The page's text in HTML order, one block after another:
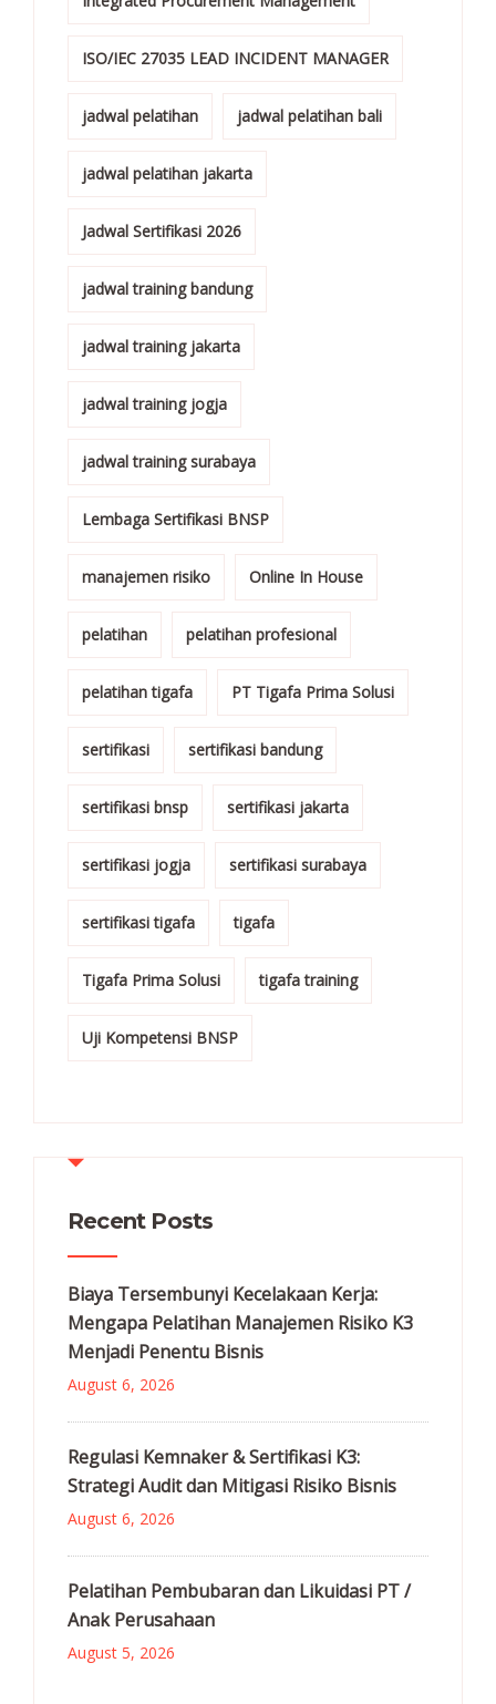
ISO/IEC 27035 LEAD INCIDENT MANAGER
jadwal pelatihan jadwal pelatihan bali
jadwal pelatihan jakarta
Jadwal Sertifikasi 2026
jadwal training bandung
jadwal training jakarta
jadwal training jogja
jadwal training surabaya
Lembaga Sertifikasi BNSP
manajemen risiko Online In House
pelatihan pelatihan profesional
pelatihan tigafa PT Tigafa Prima Solusi
sertifikasi sertifikasi bandung
sertifikasi bnsp sertifikasi jakarta
sertifikasi jogja sertifikasi surabaya
sertifikasi tigafa tigafa
Tigafa Prima Solusi tigafa training
Uji Kompetensi BNSP
Recent Posts
Biaya Tersembunyi Kecelakaan Kerja:
Mengapa Pelatihan Manajemen Risiko K3
Menjadi Penentu Bisnis
August 6, 2026
Regulasi Kemnaker & Sertifikasi K3:
Strategi Audit dan Mitigasi Risiko Bisnis
August 6, 2026
Pelatihan Pembubaran dan Likuidasi PT /
Anak Perusahaan
August 5, 2026